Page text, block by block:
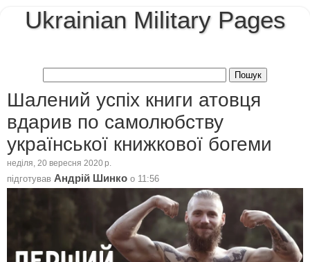
Ukrainian Military Pages
Шалений успіх книги атовця
вдарив по самолюбству
української книжкової богеми
неділя, 20 вересня 2020 р.
підготував Андрій Шинко о 11:56